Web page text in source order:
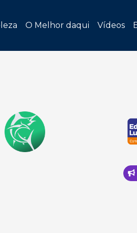
O Melhor daqui Vídeos